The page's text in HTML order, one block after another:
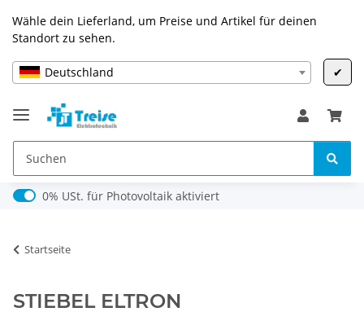
Wähle dein Lieferland, um Preise und Artikel für deinen
Standort zu sehen.
Deutschland ✔
0% USt. für Photovoltaik (§ 12 Abs. 3 UStG)
0% USt. für Photovoltaik aktiviert
Startseite
STIEBEL ELTRON